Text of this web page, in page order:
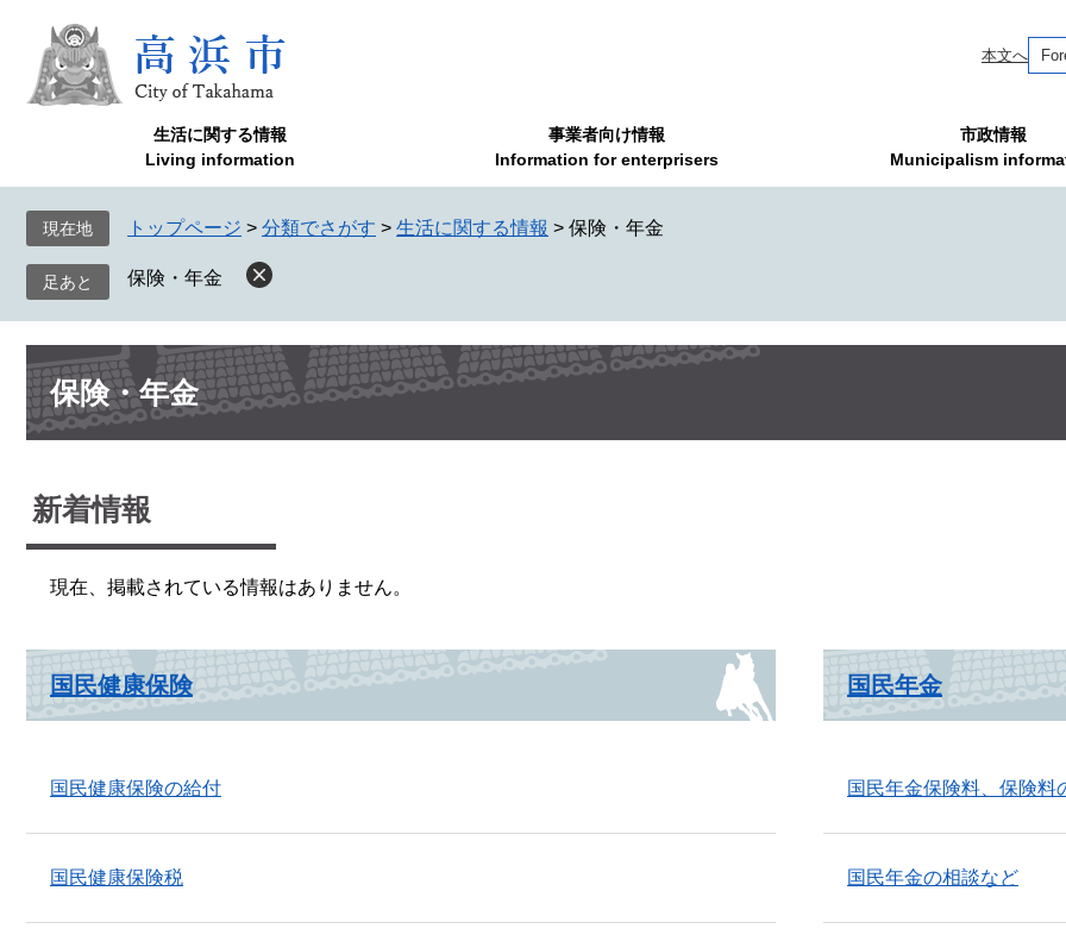
で
ば
へ
本文へ
生活に関する情報
Living information
事業者向け情報
Information for enterprisers
市政情報
Municipalism
現在地 トップページ > 分類でさがす > 生活に関する情報 > 保険・年金
保険・年金
本
文 保険・年金
新着情報
現在、掲載されている情報はありません。
国民健康保険
国民健康保険の給付
国民健康保険税
国民年金
国民年金保険料、保険料
国民年金の相談など